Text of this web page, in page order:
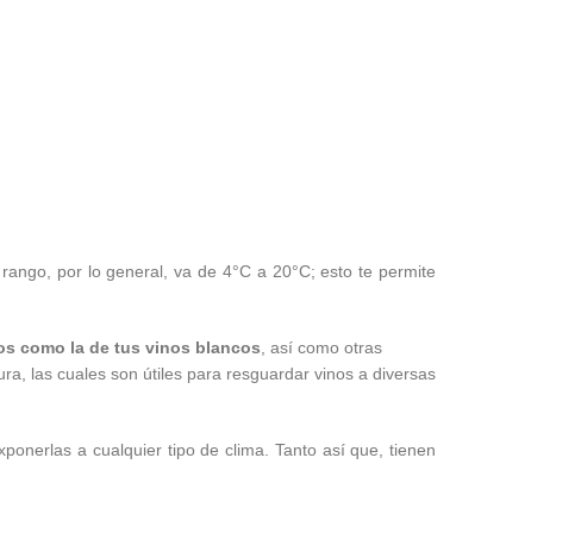
por lo general, va de 4°C a 20°C; esto te permite
como la de tus vinos blancos , así como otras
las cuales son útiles para resguardar vinos a diversas
a cualquier tipo de clima. Tanto así que, tienen